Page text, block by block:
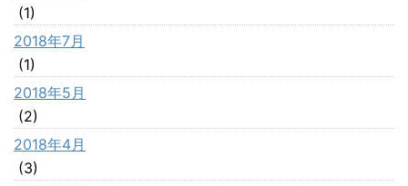
(1)
2018年7月
(1)
2018年5月
(2)
2018年4月
(3)